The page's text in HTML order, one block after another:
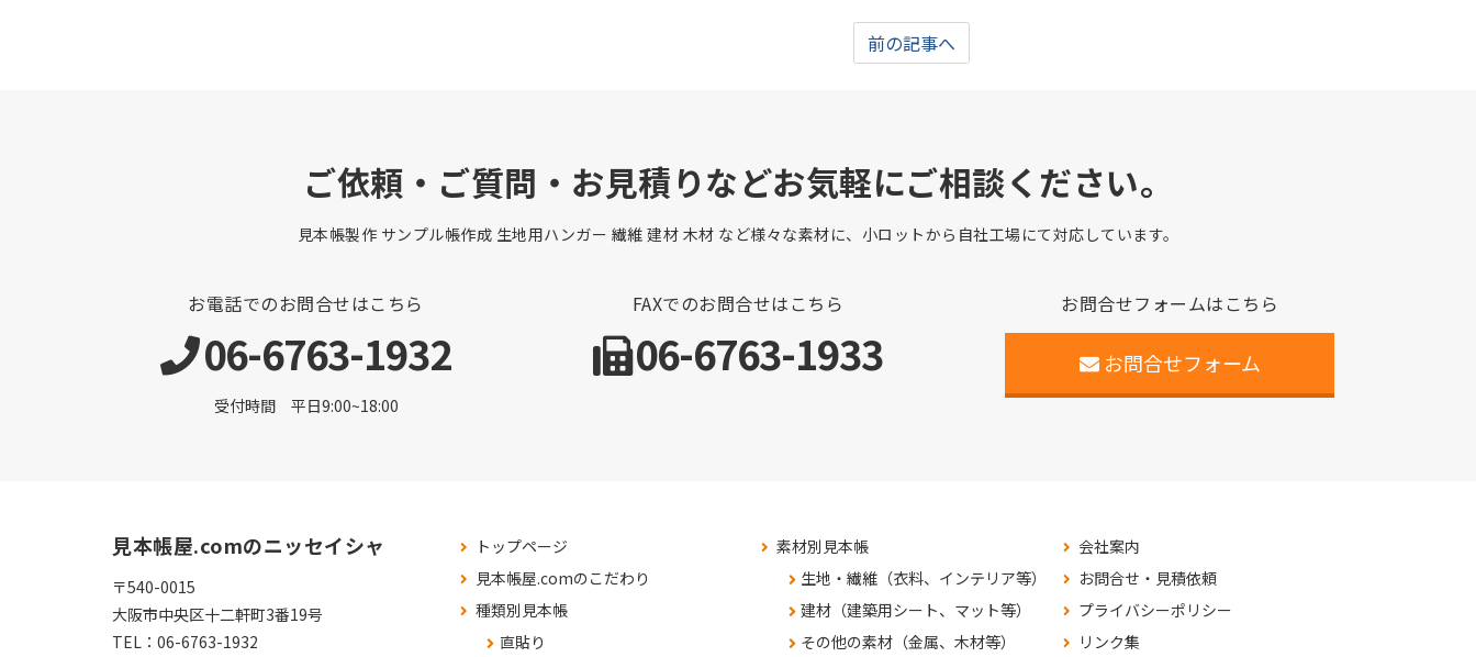
前の記事へ
ご依頼・ご質問・お見積りなどお気軽にご相談ください。
見本帳製作 サンプル帳作成 生地用ハンガー 繊維 建材 木材 など様々な素材に、小ロットから自社工場にて対応しています。
お電話でのお問合せはこちら
06-6763-1932
受付時間 平日9:00~18:00
FAXでのお問合せはこちら
06-6763-1933
お問合せフォームはこちら
お問合せフォーム
見本帳屋.comのニッセイシャ
〒540-0015
大阪市中央区十二軒町3番19号
TEL： 06-6763-1932
トップページ
見本帳屋.comのこだわり
種類別見本帳
直貼り
素材別見本帳
生地・繊維（衣料、インテリア等）
建材（建築用シート、マット等）
その他の素材（金属、木材等）
会社案内
お問合せ・見積依頼
プライバシーポリシー
リンク集